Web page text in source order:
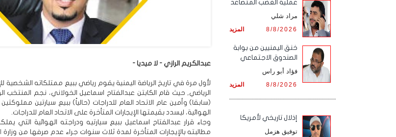
عبدالكريم الرازي - لا ميديا -
لأول مرة في تاريخ الرياضة اليمنية يقوم رياضي ببيع ممتلكاته الشخصية
الرياضي, حيث قام الكابتن عبدالفتاح اسماعيل الخولاني، نجم المنتخب
(سابقا) وأمين عام الاتحاد العام للدراجات (حالياً) ببيع سيارتين مملوكتين
الهوائية، ليسدد بقيمتها الإيجارات المتأخرة على الاتحاد العام للدراجات.
وجاء قرار عبدالفتاح اسماعيل ببيع سيارتيه ودراجته الهوائية التي
مطالبته بالإيجارات المتأخرة لمدة ثلاث سنوات جراء عدم صرفها من وزارة
‏عملية الغضب المتصاعد
مراد شلي
المزيد 8/8/2026
خنق اليمنيين من بوابة
الصندوق الاجتماعي
فؤاد أبو راس
المزيد 8/8/2026
إذلال تاريخي لأمريكا
توفيق هزمل